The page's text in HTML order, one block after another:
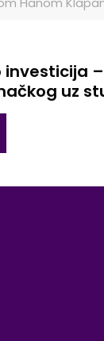
investicija
uz